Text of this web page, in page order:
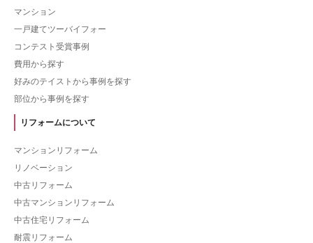
マンション
一戸建てツーバイフォー
コンテスト受賞事例
費用から探す
好みのテイストから事例を探す
部位から事例を探す
リフォームについて
マンションリフォーム
リノベーション
中古リフォーム
中古マンションリフォーム
中古住宅リフォーム
耐震リフォーム